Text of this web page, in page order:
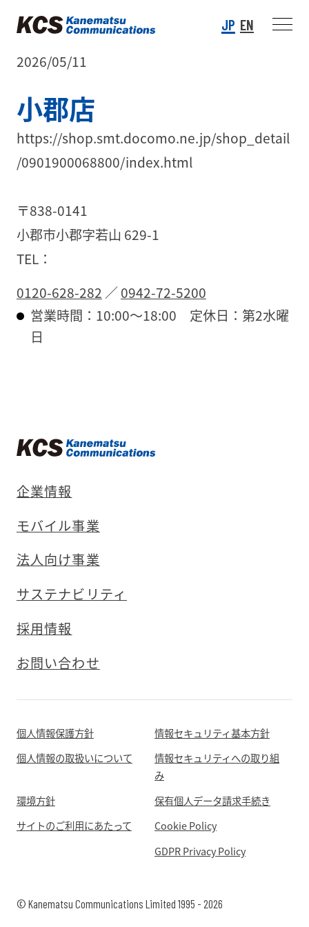
JP EN
2026/05/11
小郡店
https://shop.smt.docomo.ne.jp/shop_detail
/0901900068800/index.html
〒838-0141
小郡市小郡字若山 629-1
TEL：
0120-628-282 ／0942-72-5200
営業時間：10:00～18:00 定休日：第2水曜
日
企業情報
モバイル事業
法人向け事業
サステナビリティ
採用情報
お問い合わせ
個人情報保護方針
情報セキュリティ基本方針
個人情報の取扱いについて
情報セキュリティへの取り組
み
環境方針
保有個人データ請求手続き
サイトのご利用にあたって
Cookie Policy
GDPR Privacy Policy
© Kanematsu Communications Limited 1995 - 2026